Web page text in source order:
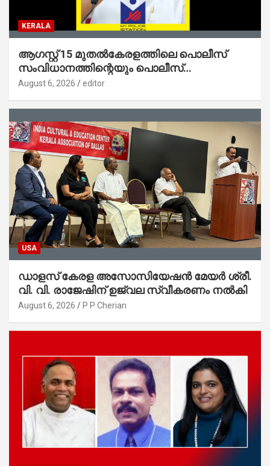
KERALA
ആഗസ്റ്റ് 15 മുതല്‍കേരളത്തിലെ പൊലീസ്
സംവിധാനത്തിന്റെയും പൊലീസ്
സ്റ്റേഷനുകളുടെയും മുഖഛായ മാറുകയാണ് :
August 6, 2026 editor
USA
ഡാളസ് കേരള അസോസിയേഷൻ മേയർ ശ്രീ.
വി. വി. രാജേഷിന് ഉജ്വല സ്വീകരണം നൽകി
August 6, 2026 P P Cherian